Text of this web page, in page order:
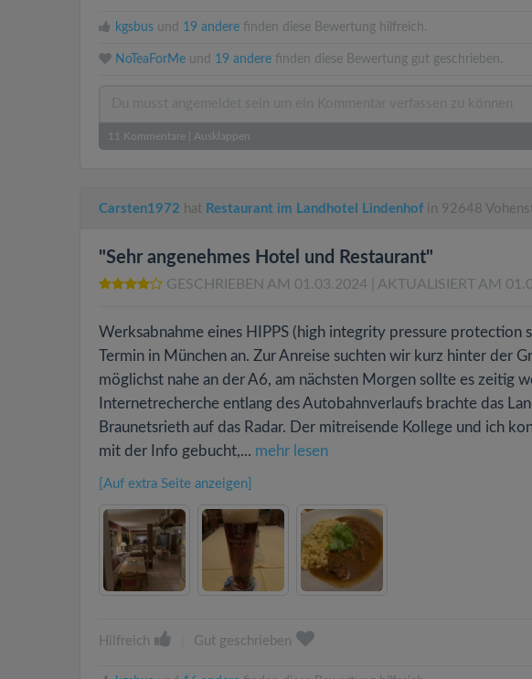
kgsbus und 19 andere finden diese Bewertung hilfreich.
NoTeaForMe und 19 andere finden diese Bewertung gut geschrieben.
11 Kommentare Ausklappen
Carsten1972 hat Restaurant im Landhotel Lindenhof in 92648
"Sehr angenehmes Hotel und Restaurant"
GESCHRIEBEN AM 01.03.2024 | AKTUALISIERT AM
Werksabnahme eines HIPPS (high integrity pressure protection
Termin in München an. Zur Anreise suchten wir kurz hinter der
möglichst nahe an der A6, am nächsten Morgen sollte es zeitig
Internetrecherche entlang des Autobahnverlaufs brachte das
Braunetsrieth auf das Radar. Der mitreisende Kollege und ich
mit der Info gebucht,... mehr lesen
[Auf extra Seite anzeigen]
Hilfreich Gut geschrieben